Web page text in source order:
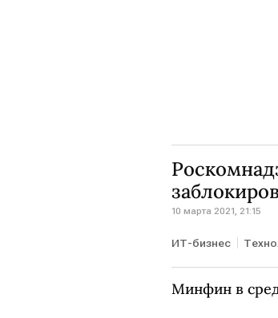
10 марта 2021, 21:15
ИТ-бизнес
Минфин в